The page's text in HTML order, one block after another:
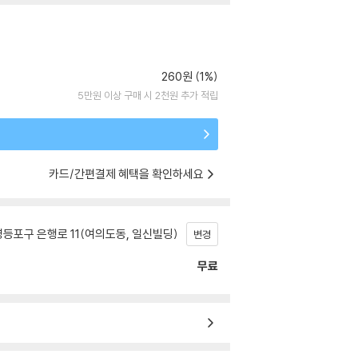
260원 (1%)
5만원 이상 구매 시 2천원 추가 적립
카드/간편결제 혜택을 확인하세요
포구 은행로 11(여의도동, 일신빌딩) 변경
무료